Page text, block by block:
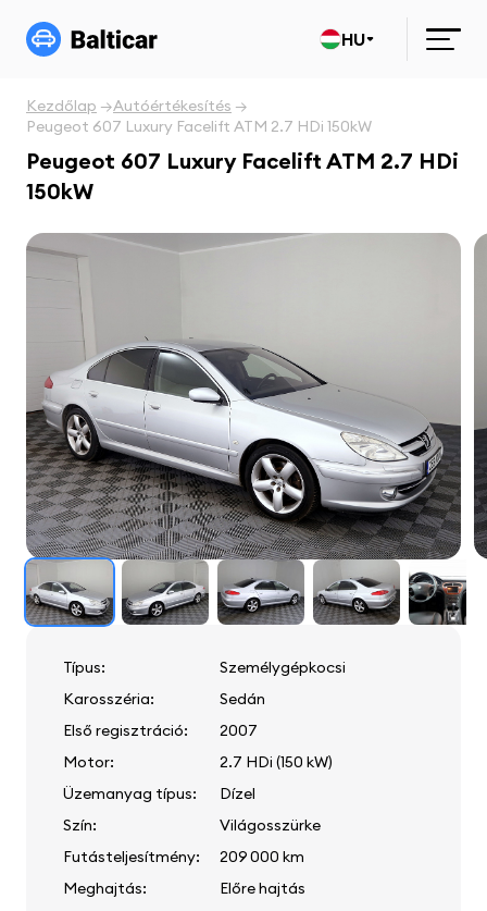
HU
Kezdőlap
Autóértékesítés
Peugeot 607 Luxury Facelift ATM 2.7 HDi 150kW
Peugeot 607 Luxury Facelift ATM 2.7 HDi
150kW
Típus:
Személygépkocsi
Karosszéria:
Sedán
Első regisztráció:
2007
Motor:
2.7 HDi (150 kW)
Üzemanyag típus:
Dízel
Szín:
Világosszürke
Futásteljesítmény:
209 000 km
Meghajtás:
Előre hajtás